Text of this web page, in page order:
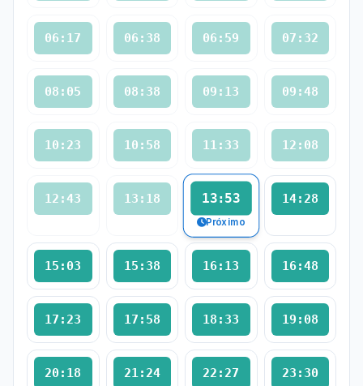
06:17 06:38 06:59 07:32
08:05 08:38 09:13 09:48
10:23 10:58 11:33 12:08
12:43 13:18 13:53
Próximo
14:28
15:03 15:38 16:13 16:48
17:23 17:58 18:33 19:08
20:18 21:24 22:27 23:30